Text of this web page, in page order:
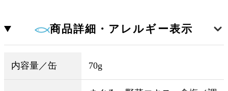
商品詳細・アレルギー表示
内容量／缶 70g